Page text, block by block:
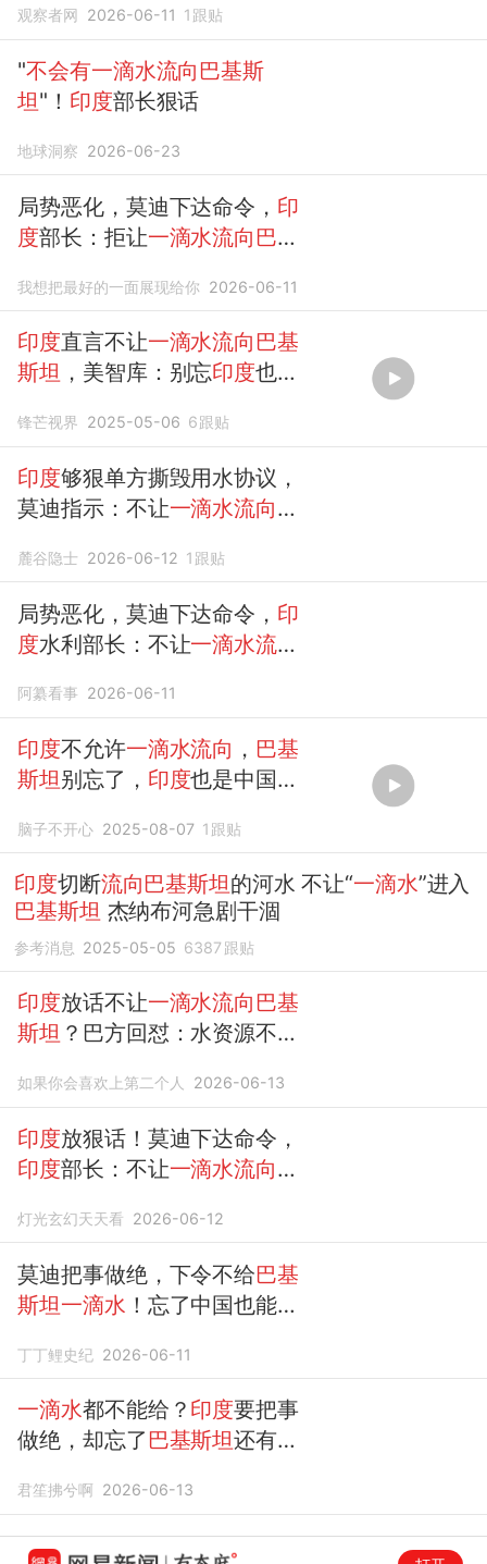
观察者网 2026-06-11 1 跟贴
"不会有一滴水流向巴基斯
坦"！ 印度部长狠话
地球洞察 2026-06-23
局势恶化，莫迪下达命令， 印
度部长：拒让一滴水流向巴基
我想把最好的一面展现给你 2026-06-11
印度直言不让一滴水流向巴基
斯坦 ，美智库：别忘印度也是
锋芒视界 2025-05-06 6跟贴
印度够狠单方撕毁用水协议，
莫迪指示：不让一滴水流向巴
麓谷隐士 2026-06-12 1 跟贴
局势恶化，莫迪下达命令， 印
度水利部长：不让一滴水流向
阿纂看事 2026-06-11
印度不允许一滴水流向 ， 巴基
斯坦别忘了， 印度也是中国下
脑子不开心 2025-08-07 1 跟贴
印度切断流向巴基斯坦的河水 不让“一滴水”进入
巴基斯坦 杰纳布河急剧干涸
参考消息 2025-05-05 6387 跟贴
印度放话不让一滴水流向巴基
斯坦 ？巴方回怼：水资源不容
如果你会喜欢上第二个人 2026-06-13
印度放狠话！莫迪下达命令，
印度部长：不让一滴水流向巴
灯光玄幻天天看 2026-06-12
莫迪把事做绝，下令不给巴基
斯坦一滴水 ！忘了中国也能断
丁丁鲤史纪 2026-06-11
一滴水都不能给？ 印度要把事
做绝，却忘了巴基斯坦还有中
君笙拂兮啊 2026-06-13